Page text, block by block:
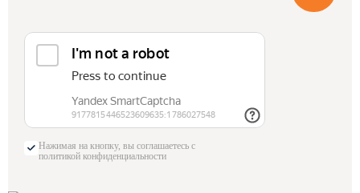
Нажимая на кнопку, вы соглашаетесь с
политикой конфиденциальности